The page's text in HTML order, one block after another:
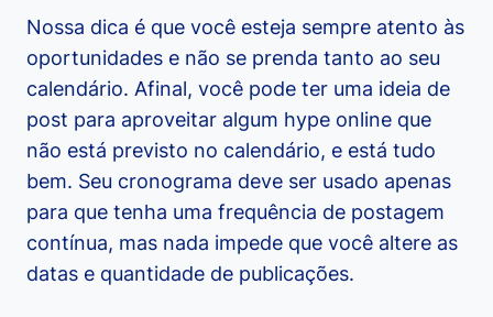
Nossa dica é que você esteja sempre atento às
oportunidades e não se prenda tanto ao seu
calendário. Afinal, você pode ter uma ideia de
post para aproveitar algum hype online que
não está previsto no calendário, e está tudo
bem. Seu cronograma deve ser usado apenas
para que tenha uma frequência de postagem
contínua, mas nada impede que você altere as
datas e quantidade de publicações.